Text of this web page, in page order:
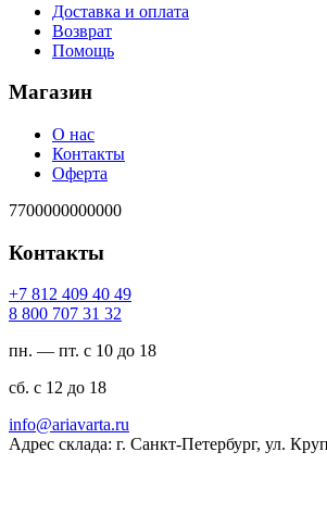
Доставка и оплата
Возврат
Помощь
Магазин
О нас
Контакты
Оферта
7700000000000
Контакты
94 04 904 218 7+
23 13 707 008 8
пн. — пт. с 10 до 18
сб. с 12 до 18
ur.atravaira@ofni
Адрес склада: г. Санкт-Петербург, ул.